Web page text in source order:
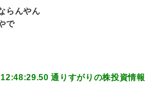
らんやん
で
通りすがりの株投資情報